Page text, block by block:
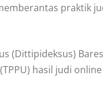
praktik
(Dittipideksus)
hasil judi